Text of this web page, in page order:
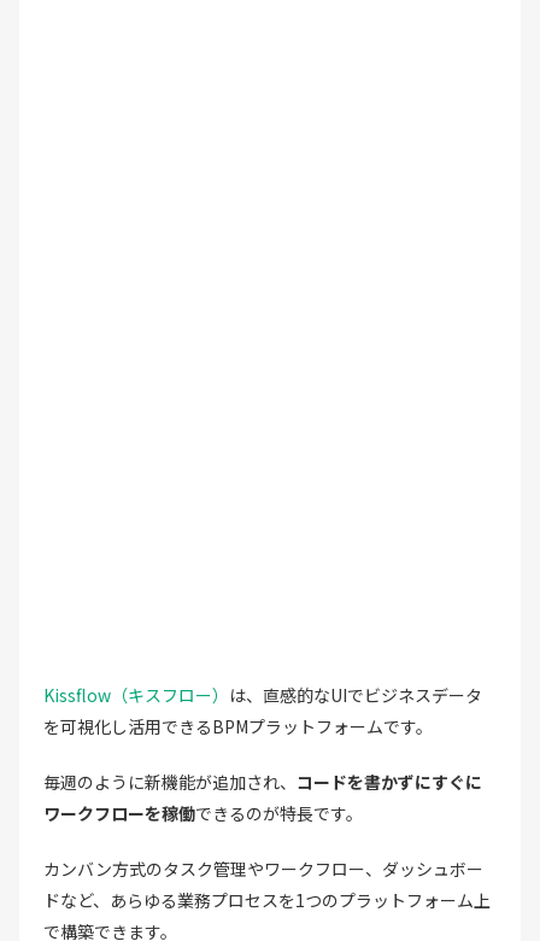
Kissflow（キスフロー） は、直感的なUIでビジネスデータ
を可視化し活用できるBPMプラットフォームです。
毎週のように新機能が追加され、 コードを書かずにすぐに
ワークフローを稼働できるのが特長です。
カンバン方式のタスク管理やワークフロー、ダッシュボー
ドなど、あらゆる業務プロセスを1つのプラットフォーム上
で構築できます。